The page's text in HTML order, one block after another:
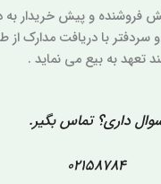
فروشنده و پیش خریدار به
با دریافت مدارک از
تعهد به بیع می نماید .
داری؟ تماس بگیر.
02158784